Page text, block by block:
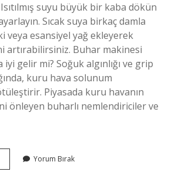
suyu büyük bir kaba dökün
Sıcak suya birkaç damla
veya esansiyel yağ ekleyerek
artırabilirsiniz. Buhar makinesi
iyi gelir mi? Soğuk algınlığı ve grip
kuru hava solunum
Piyasada kuru havanın
önleyen buharlı nemlendiriciler ve
Yorum Bırak